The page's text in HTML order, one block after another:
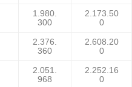
1.980.
300
2.173.50
0
2.376.
360
2.608.20
0
2.051.
968
2.252.16
0